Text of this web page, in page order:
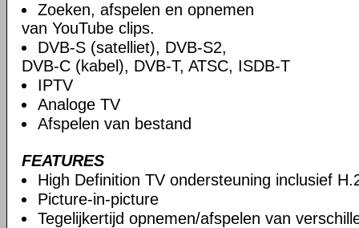
Zoeken, afspelen en opnemen
van YouTube clips.
DVB-S (satelliet), DVB-S2,
DVB-C (kabel), DVB-T, ATSC, ISDB-T
IPTV
Analoge TV
Afspelen van bestand
FEATURES
High Definition TV ondersteuning inclusief
Picture-in-picture
Tegelijkertijd opnemen/afspelen van